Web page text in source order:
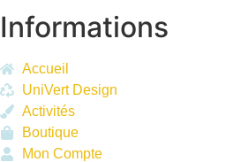
Informations
Accueil
UniVert Design
Activités
Boutique
Mon Compte